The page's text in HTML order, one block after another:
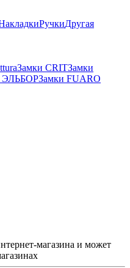
РучкиДругая
Замки CRITЗамки
ЭЛЬБОРЗамки FUARO
магазина и может